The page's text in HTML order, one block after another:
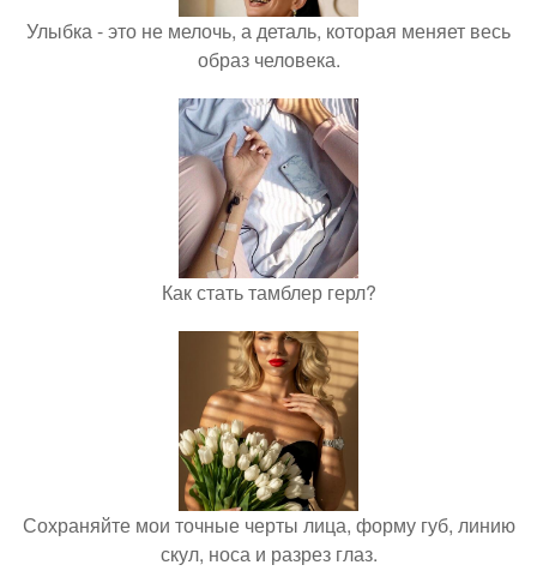
Улыбка - это не мелочь, а деталь, которая меняет весь
образ человека.
Как стать тамблер герл?
Сохраняйте мои точные черты лица, форму губ, линию
скул, носа и разрез глаз.